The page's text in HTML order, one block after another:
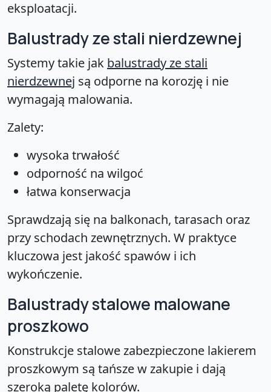
eksploatacji.
Balustrady ze stali nierdzewnej
Systemy takie jak balustrady ze stali
nierdzewnej są odporne na korozję i nie
wymagają malowania.
Zalety:
wysoka trwałość
odporność na wilgoć
łatwa konserwacja
Sprawdzają się na balkonach, tarasach oraz
przy schodach zewnętrznych. W praktyce
kluczowa jest jakość spawów i ich
wykończenie.
Balustrady stalowe malowane
proszkowo
Konstrukcje stalowe zabezpieczone lakierem
proszkowym są tańsze w zakupie i dają
szeroką paletę kolorów.